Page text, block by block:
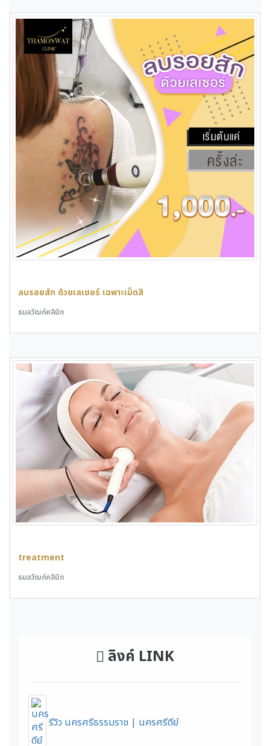
ลบรอยสัก ด้วยเลเซอร์ เฉพาะเม็ดสี
ธมลวัฒก์คลินิก
treatment
ธมลวัฒก์คลินิก
ลิงค์ LINK
รีวิว นครศรีธรรมราช | นครศรีดีย์